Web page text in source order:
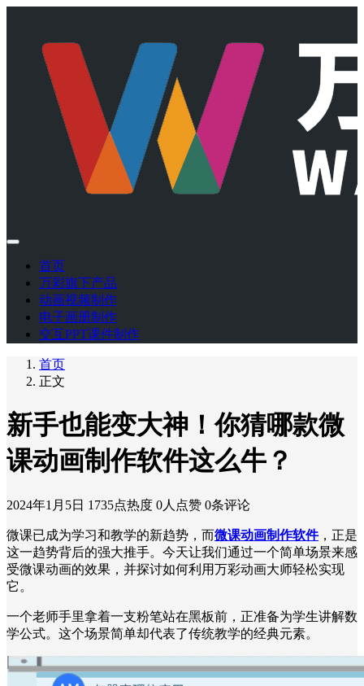
首页
万彩旗下产品
动画视频制作
电子画册制作
交互PPT课件制作
首页
正文
新手也能变大神！你猜哪款微
课动画制作软件这么牛？
2024年1月5日 1735点热度 0人点赞 0条评论
微课已成为学习和教学的新趋势，而微课动画制作软件，正是
这一趋势背后的强大推手。今天让我们通过一个简单场景来感
受微课动画的效果，并探讨如何利用万彩动画大师轻松实现
它。
一个老师手里拿着一支粉笔站在黑板前，正准备为学生讲解数
学公式。这个场景简单却代表了传统教学的经典元素。